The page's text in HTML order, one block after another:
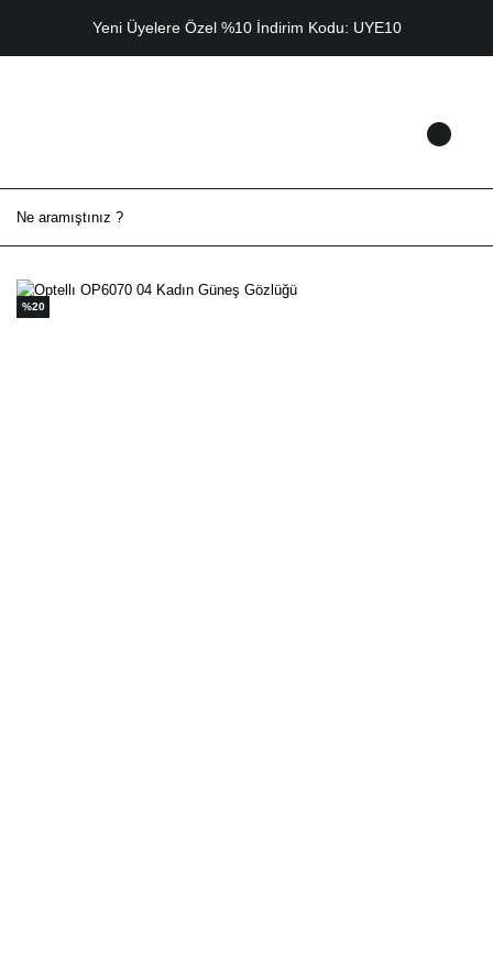
Yeni Üyelere Özel %10 İndirim Kodu: UYE10
%20